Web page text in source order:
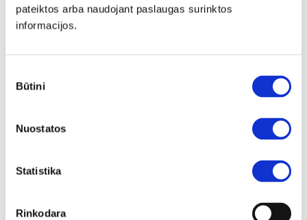
pateiktos arba naudojant paslaugas surinktos
informacijos.
pasirinkimas
Būtini
Nuostatos
Statistika
Rinkodara